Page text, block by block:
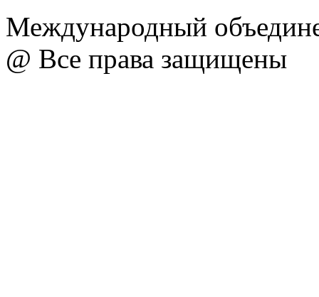
Международный
@ Все права защищены